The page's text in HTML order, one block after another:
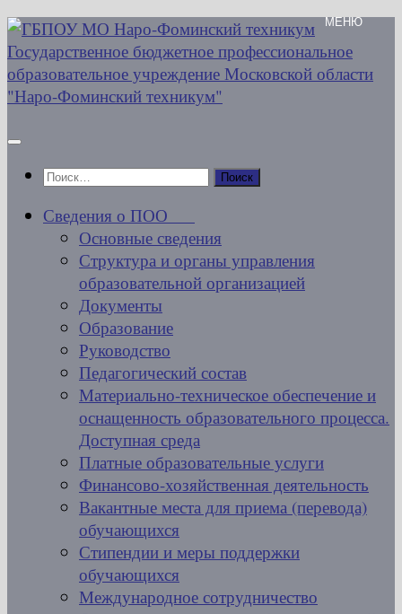
Перейти
к
содержимому
Найти:
Сведения о ПОО
Основные сведения
Структура и органы управления
образовательной организацией
Документы
Образование
Руководство
Педагогический состав
Материально-техническое обеспечение и
оснащенность образовательного процесса.
Доступная среда
Платные образовательные услуги
Финансово-хозяйственная деятельность
Вакантные места для приема (перевода)
обучающихся
Стипендии и меры поддержки
обучающихся
Международное сотрудничество